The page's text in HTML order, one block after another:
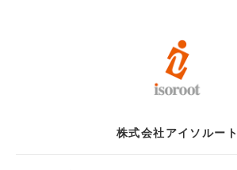
株式会社アイソルート